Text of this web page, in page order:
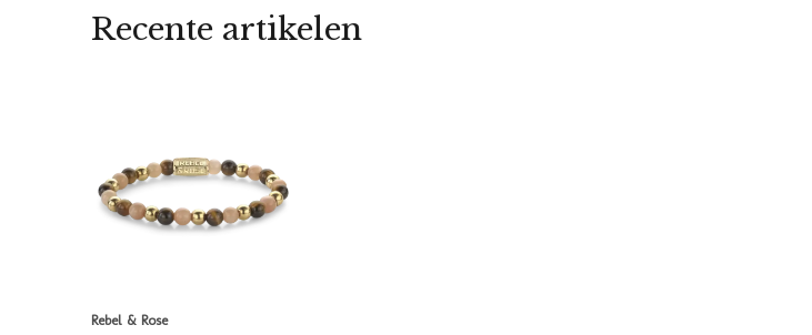
Recente artikelen
Rebel & Rose